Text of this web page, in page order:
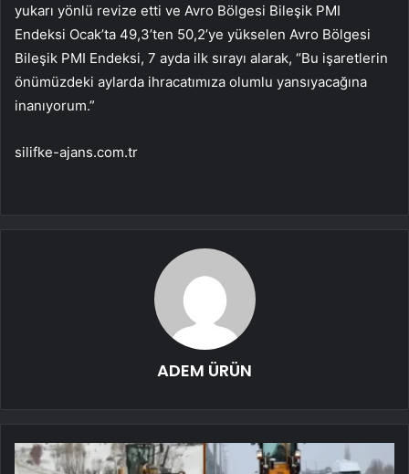
yukarı yönlü revize etti ve Avro Bölgesi Bileşik PMI
Endeksi Ocak’ta 49,3’ten 50,2’ye yükselen Avro Bölgesi
Bileşik PMI Endeksi, 7 ayda ilk sırayı alarak, “Bu işaretlerin
önümüzdeki aylarda ihracatımıza olumlu yansıyacağına
inanıyorum.”
silifke-ajans.com.tr
ADEM ÜRÜN